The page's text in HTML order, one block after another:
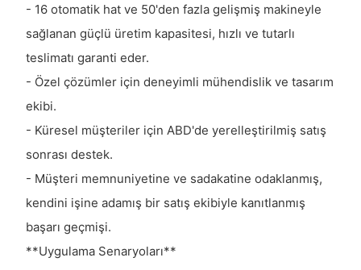
- 16 otomatik hat ve 50'den fazla gelişmiş makineyle
sağlanan güçlü üretim kapasitesi, hızlı ve tutarlı
teslimatı garanti eder.
- Özel çözümler için deneyimli mühendislik ve tasarım
ekibi.
- Küresel müşteriler için ABD'de yerelleştirilmiş satış
sonrası destek.
- Müşteri memnuniyetine ve sadakatine odaklanmış,
kendini işine adamış bir satış ekibiyle kanıtlanmış
başarı geçmişi.
**Uygulama Senaryoları**